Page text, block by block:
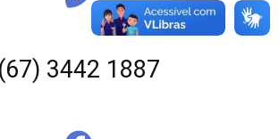
(67) 3442 1887